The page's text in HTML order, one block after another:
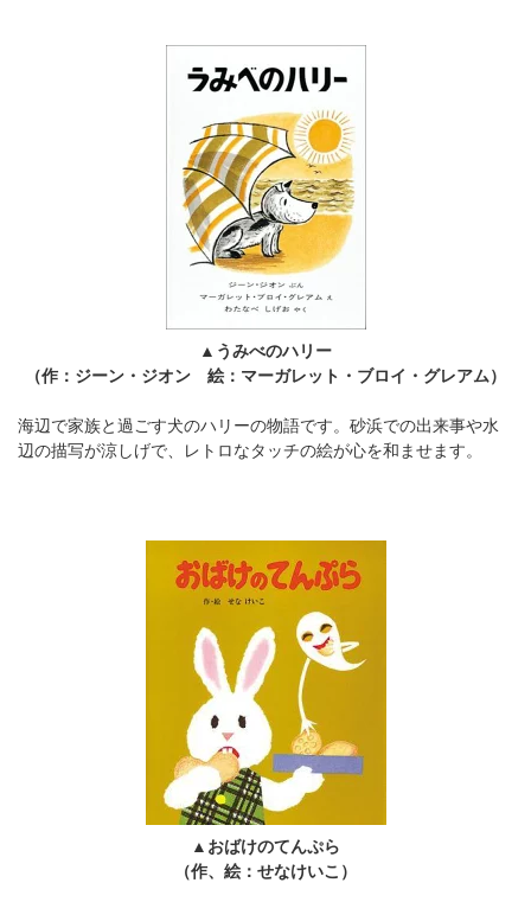
▲うみべのハリー
（作：ジーン・ジオン 絵：マーガレット・ブロイ・グレアム）
海辺で家族と過ごす犬のハリーの物語です。砂浜での出来事や水
辺の描写が涼しげで、レトロなタッチの絵が心を和ませます。
▲おばけのてんぷら
（作、絵：せなけいこ）